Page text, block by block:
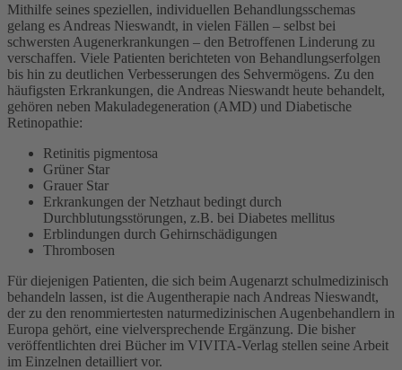
Mithilfe seines speziellen, individuellen Behandlungsschemas
gelang es Andreas Nieswandt, in vielen Fällen – selbst bei
schwersten Augenerkrankungen – den Betroffenen Linderung zu
verschaffen. Viele Patienten berichteten von Behandlungserfolgen
bis hin zu deutlichen Verbesserungen des Sehvermögens. Zu den
häufigsten Erkrankungen, die Andreas Nieswandt heute behandelt,
gehören neben Makuladegeneration (AMD) und Diabetische
Retinopathie:
Retinitis pigmentosa
Grüner Star
Grauer Star
Erkrankungen der Netzhaut bedingt durch
Durchblutungsstörungen, z.B. bei Diabetes mellitus
Erblindungen durch Gehirnschädigungen
Thrombosen
Für diejenigen Patienten, die sich beim Augenarzt schulmedizinisch
behandeln lassen, ist die Augentherapie nach Andreas Nieswandt,
der zu den renommiertesten naturmedizinischen Augenbehandlern in
Europa gehört, eine vielversprechende Ergänzung. Die bisher
veröffentlichten drei Bücher im VIVITA-Verlag stellen seine Arbeit
im Einzelnen detailliert vor.